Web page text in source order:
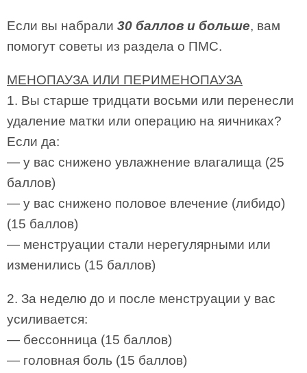
Если вы набрали 30 баллов и больше, вам
помогут советы из раздела о ПМС.
МЕНОПАУЗА ИЛИ ПЕРИМЕНОПАУЗА
1. Вы старше тридцати восьми или перенесли
удаление матки или операцию на яичниках?
Если да:
— у вас снижено увлажнение влагалища (25
баллов)
— у вас снижено половое влечение (либидо)
(15 баллов)
— менструации стали нерегулярными или
изменились (15 баллов)
2. За неделю до и после менструации у вас
усиливается:
— бессонница (15 баллов)
— головная боль (15 баллов)